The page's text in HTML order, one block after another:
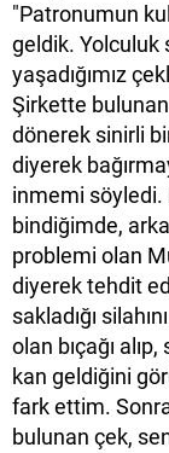
"Patronumun
geldik. Yolculuk
yaşadığımız
Şirkette
dönerek sinirli
diyerek
inmemi söyledi.
bindiğimde,
problemi olan
diyerek tehdit
sakladığı
olan bıçağı
kan geldiğini
fark ettim.
bulunan çek,